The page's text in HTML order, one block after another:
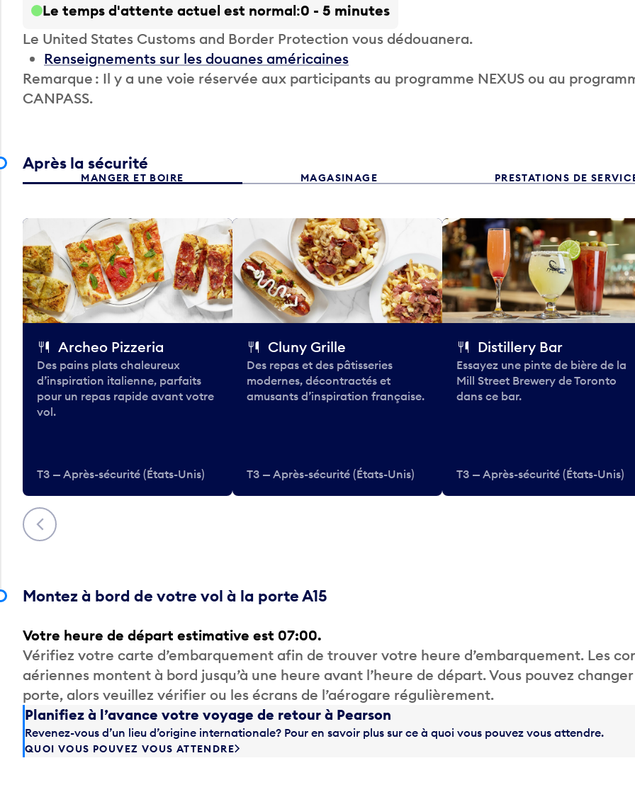
Le temps d'attente actuel est normal 0 - 5 minutes
Le United States Customs and Border Protection vous dédouanera.
Renseignements sur les douanes américaines
Remarque : Il y a une voie réservée aux participants au programme NEXUS ou au
CANPASS.
Après la sécurité
MANGER ET BOIRE MAGASINAGE PRESTATIONS DE
Précédent
Archeo Pizzeria
Des pains plats chaleureux
d’inspiration italienne, parfaits
pour un repas rapide avant votre
vol.
T3 — Après-sécurité (États-Unis)
Cluny Grille
Des repas et des pâtisseries
modernes, décontractés et
amusants d’inspiration française.
T3 — Après-sécurité (États-Unis)
Distillery Bar
Essayez une pinte de bière de la
Mill Street Brewery de Toronto
dans ce bar.
T3 — Après-sécurité (États-Unis)
Montez à bord de votre vol à la porte A15
Votre heure de départ estimative est 07:00.
Vérifiez votre carte d’embarquement afin de trouver votre heure d’embarquement. Les
aériennes montent à bord jusqu’à une heure avant l’heure de départ. Vous pouvez
porte, alors veuillez vérifier ou les écrans de l’aérogare régulièrement.
Planifiez à l’avance votre voyage de retour à Pearson
Revenez-vous d’un lieu d’origine internationale? Pour en savoir plus sur ce à quoi vous pouvez vous attendre.
QUOI VOUS POUVEZ VOUS ATTENDRE